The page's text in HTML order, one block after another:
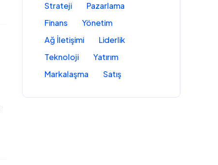
Strateji
Pazarlama
Finans
Yönetim
Ağ İletişimi
Liderlik
Teknoloji
Yatırım
Markalaşma
Satış